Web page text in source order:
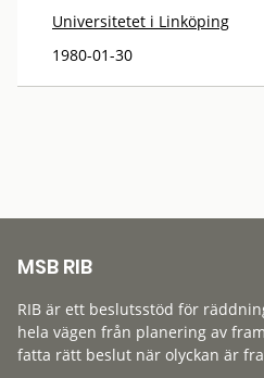
Universitetet i Linköping
1980-01-30
MSB RIB
RIB är ett beslutsstöd för
hela vägen från planering av
fatta rätt beslut när olyckan är